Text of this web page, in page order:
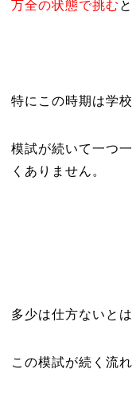
万全の状態で挑む
特にこの時期は学
模試が続いて一つ
くありません。
多少は仕方ないと
この模試が続く流